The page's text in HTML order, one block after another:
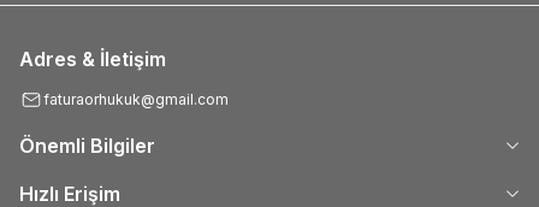
Adres & İletişim
faturaorhukuk@gmail.com
Önemli Bilgiler
Hızlı Erişim